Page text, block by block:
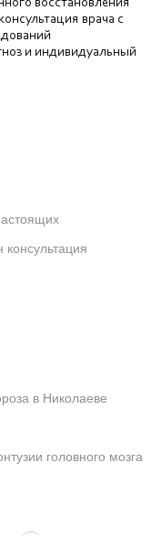
восстановления
врача с
и индивидуальный
в Николаеве
головного мозга